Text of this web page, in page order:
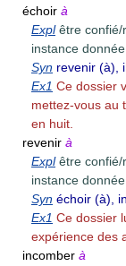
échoir à
Expl être confié/
instance
Syn revenir (à),
Ex1 Ce dossier
mettez-vous au
en huit.
revenir à
Expl être confié/
instance
Syn échoir (à),
Ex1 Ce dossier
expérience des
incomber à